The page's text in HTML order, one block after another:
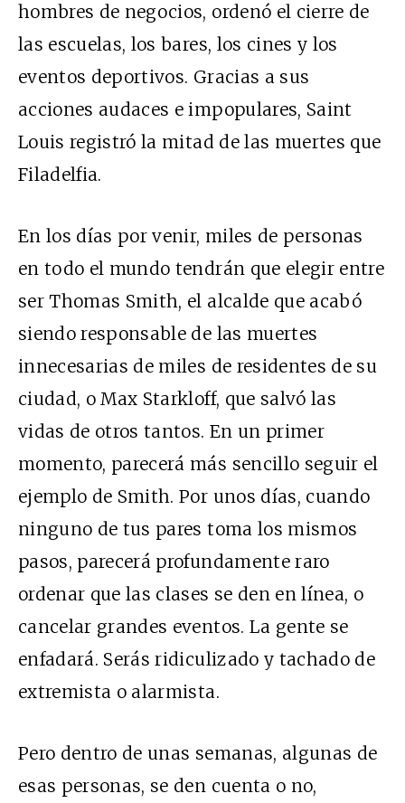
hombres de negocios, ordenó el cierre de
las escuelas, los bares, los cines y los
eventos deportivos. Gracias a sus
acciones audaces e impopulares, Saint
Louis registró la mitad de las muertes que
Filadelfia.
En los días por venir, miles de personas
en todo el mundo tendrán que elegir entre
ser Thomas Smith, el alcalde que acabó
siendo responsable de las muertes
innecesarias de miles de residentes de su
ciudad, o Max Starkloff, que salvó las
vidas de otros tantos. En un primer
momento, parecerá más sencillo seguir el
ejemplo de Smith. Por unos días, cuando
ninguno de tus pares toma los mismos
pasos, parecerá profundamente raro
ordenar que las clases se den en línea, o
cancelar grandes eventos. La gente se
enfadará. Serás ridiculizado y tachado de
extremista o alarmista.
Pero dentro de unas semanas, algunas de
esas personas, se den cuenta o no,